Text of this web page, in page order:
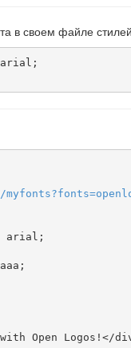
в своем файле
/myfonts?fonts=
arial;